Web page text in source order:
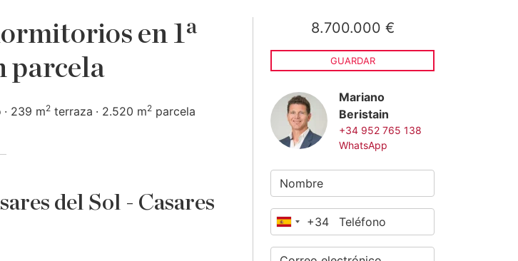
en 1ª
parcela
239 m2terraza 2.520 m2parcela
del Sol - Casares
8.700.000 €
GUARDAR
Mariano
Beristain
+34 952 765 138
WhatsApp
España
+34